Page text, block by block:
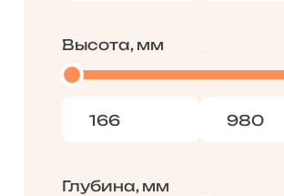
Высота, мм
Глубина, мм